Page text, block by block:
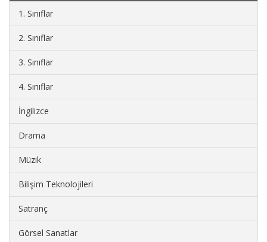
1. Sınıflar
2. Sınıflar
3. Sınıflar
4. Sınıflar
İngilizce
Drama
Müzik
Bilişim Teknolojileri
Satranç
Görsel Sanatlar